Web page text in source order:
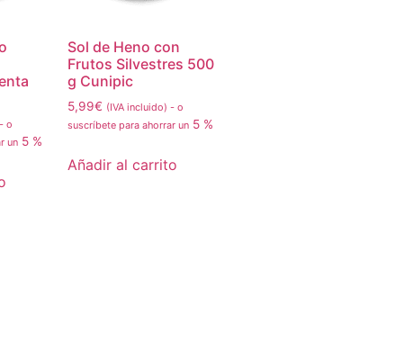
- o
un 5 %
Sol de Heno con
Frutos Silvestres 500
g Cunipic
5,99€ (IVA incluido) - o
suscríbete para ahorrar un 5 %
Añadir al carrito